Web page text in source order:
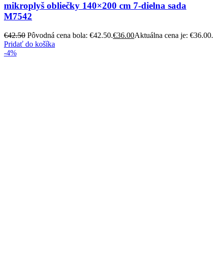
mikroplyš obliečky 140×200 cm 7-dielna sada
M7542
€42.50 Pôvodná cena bola: €42.50.€36.00Aktuálna cena je: €36.00.
Pridať do košíka
-4%